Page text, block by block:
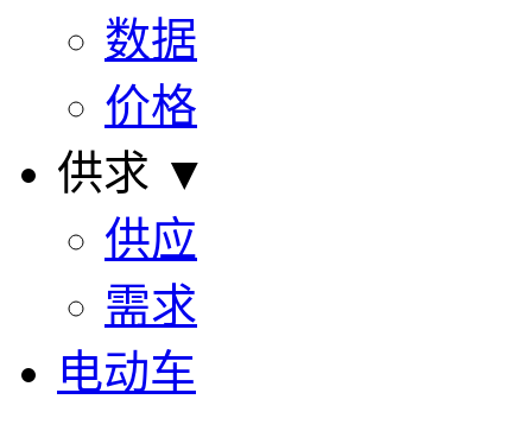
数据
价格
供求 ▼
供应
需求
电动车